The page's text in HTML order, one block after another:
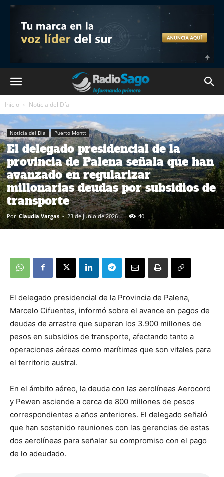
Inicio Noticia del Día
Noticia del Día Puerto Montt
El delegado presidencial de la
provincia de Palena señala que han
avanzado en regularizar
millonarias deudas por subsidios de
transporte
Por Claudia Vargas - 23 de junio de 2026 40
El delegado presidencial de la Provincia de Palena,
Marcelo Cifuentes, informó sobre el avance en pagos de
deudas de arrastre que superan los 3.900 millones de
pesos en subsidios de transporte, afectando tanto a
operaciones aéreas como marítimas que son vitales para
el territorio austral.
En el ámbito aéreo, la deuda con las aerolíneas Aerocord
y Pewen asciende a cerca de 800 millones de pesos
correspondientes a años anteriores. El delegado señaló
que han sostenido reuniones con las gerencias de estas
dos aerolíneas para señalar su compromiso con el pago
de lo adeudado.